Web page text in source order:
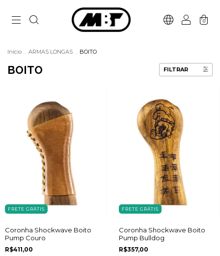
0
Início . ARMAS LONGAS . BOITO
BOITO FILTRAR
FRETE GRÁTIS
Coronha Shockwave Boito
Pump Couro
R$411,00
FRETE GRÁTIS
Coronha Shockwave Boito
Pump Bulldog
R$357,00